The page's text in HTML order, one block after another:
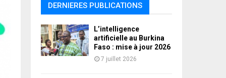
DERNIERES PUBLICATIONS
L’intelligence
artificielle au Burkina
Faso : mise à jour 2026
7 juillet 2026